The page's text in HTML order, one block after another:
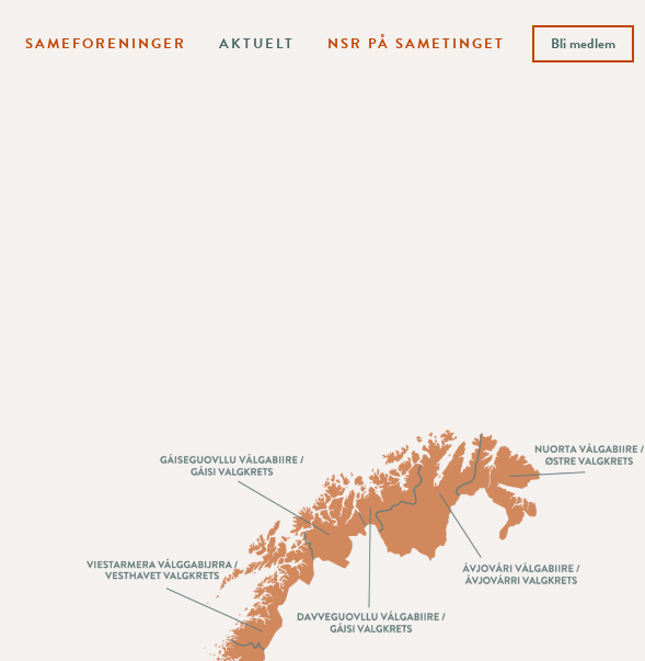
SAMEFORENINGER AKTUELT NSR PÅ SAMETINGET Bli medlem